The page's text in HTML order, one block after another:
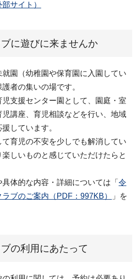
サイト）
に遊びに来ませんか
園（幼稚園や保育園に⼊園してい
者の集いの場です。
⽀援センター園として、園庭・室
講座、育児相談などを⾏い、地域
しています。
育児の不安を少しでも解消してい
しいものと感じていただけたらと
体的な内容・詳細については「 令
ブのご案内（PDF：997KB）
」を
の利用にあたって